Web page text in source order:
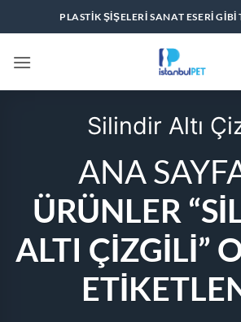
atla
PLASTIK ŞIŞELERI SANAT ESERI
Silindir Altı
ANA
ÜRÜNLER
ALTI ÇIZGILI”